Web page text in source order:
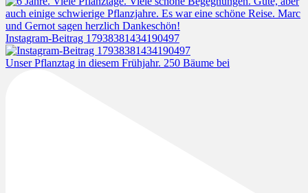
Instagram-Beitrag 17938381434190497
Unser Pflanztag in diesem Frühjahr. 250 Bäume bei